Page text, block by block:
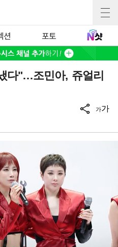
션 포토
다"…조민아, 쥬얼리
가가